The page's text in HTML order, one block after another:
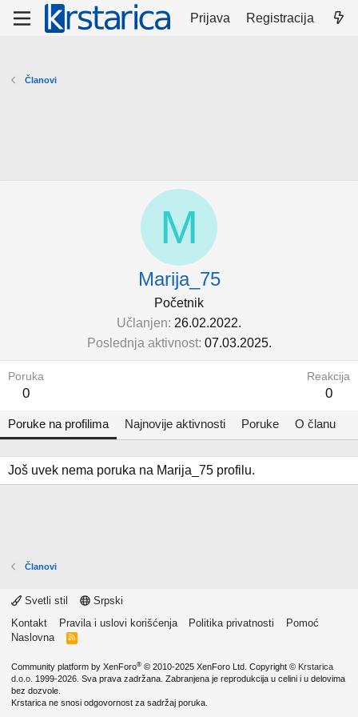
Prijava Registracija
Članovi
M
Marija_75
Početnik
Učlanjen 26.02.2022.
Poslednja aktivnost 07.03.2025.
Poruka
0
Reakcija
0
Poruke na profilima Najnovije aktivnosti Poruke O članu
Još uvek nema poruka na Marija_75 profilu.
Članovi
Svetli stil
Srpski
Kontakt
Pravila i uslovi korišćenja Politika privatnosti
Pomoć
Naslovna
R
Community platform by XenForo® © 2010-2025 XenForo Ltd. Copyright © Krstarica
d.o.o. 1999-2026. Sva prava zadržana. Zabranjena je reprodukcija u celini i u delovima
bez dozvole.
Krstarica ne snosi odgovornost za sadržaj poruka.